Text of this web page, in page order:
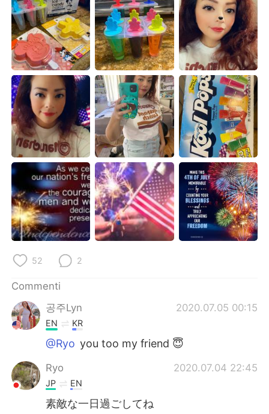
ไทย Indonesia
Türkçe Tiếng Việt
Português
52 2
Commenti
공주Lyn
2020.07.05 00:15
EN KR
@Ryo you too my friend 😇
Ryo 2020.07.04 22:45
JP EN
素敵な一日過ごしてね